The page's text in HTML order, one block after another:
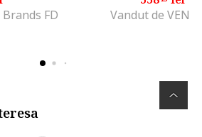
FD
Vandut de